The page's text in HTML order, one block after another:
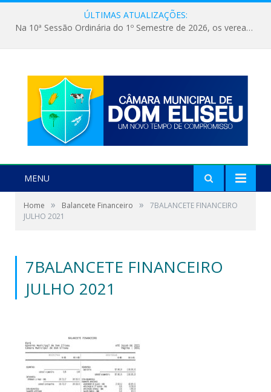
ÚLTIMAS ATUALIZAÇÕES:
Na 10ª Sessão Ordinária do 1º Semestre de 2026, os vereadores receberam a nova comandante do 51º Batalhão de Polícia Militar, a Major Alessandra Lopes Leal Bandeira. A visita institucional proporcionou a apresentação da oficial aos parlamentares e reforçou o compromisso de cooperação entre a Polícia Militar e o Poder Legislativo em prol da segurança da população.
MENU
Home » Balancete Financeiro »
7BALANCETE FINANCEIRO
JULHO 2021
7BALANCETE FINANCEIRO
JULHO 2021